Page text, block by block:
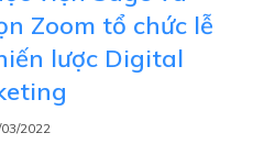
Zoom tổ chức lễ
lược Digital
2022